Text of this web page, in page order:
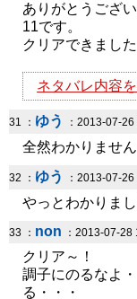
ありがとうござい
11です。
クリアできました
ネタバレ内容
31 ： ゆう ：2013-07-
全然わかりません
32 ： ゆう ：2013-07-
やっとわかりまし
33 ： non ：2013-07-28
クリア～！
調子にのるなよ
る・・・